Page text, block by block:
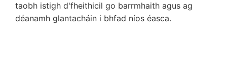
taobh istigh d'fheithicil go barrmhaith agus ag
déanamh glantacháin i bhfad níos éasca.